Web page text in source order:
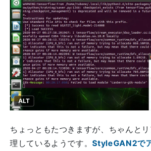
ALT
ちょっともたつきますが、ちゃんと
理しているようです。StyleGAN2で